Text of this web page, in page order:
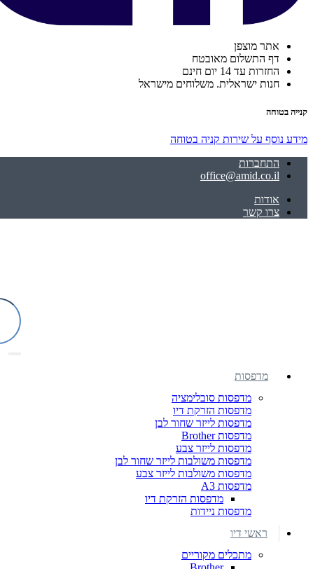
אתר מוצפן
דף התשלום מאובטח
החזרות עד 14 יום חינם
חנות ישראלית. משלוחים מישראל
קנייה בטוחה
מידע נוסף על שירות קניה בטוחה
התחברות
office@amid.co.il
אודות
צרו קשר
מדפסות
מדפסות סובלימציה
מדפסות הזרקת דיו
מדפסות לייזר שחור לבן
מדפסות Brother
מדפסות לייזר צבע
מדפסות משולבות לייזר שחור לבן
מדפסות משולבות לייזר צבע
מדפסות A3
מדפסות הזרקת דיו
מדפסות ניידות
ראשי דיו
מתכלים מקוריים